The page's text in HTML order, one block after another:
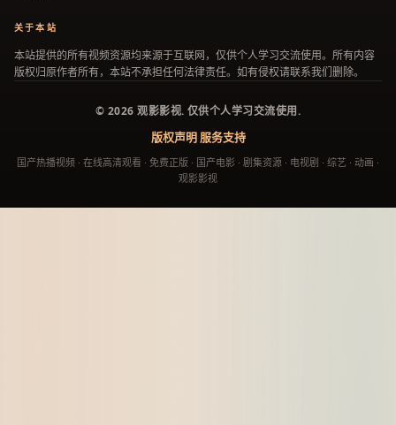
关于本站
本站提供的所有视频资源均来源于互联网，仅供个人学习交流使用。所有内容
版权归原作者所有，本站不承担任何法律责任。如有侵权请联系我们删除。
© 2026 观影影视. 仅供个人学习交流使用.
版权声明 服务支持
国产热播视频 · 在线高清观看 · 免费正版 · 国产电影 · 剧集资源 · 电视剧 · 综艺 · 动画 ·
观影影视